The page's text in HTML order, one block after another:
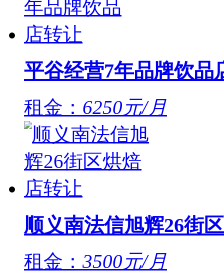
平谷经营7年品牌饮品
租金： 6250元/月
顺义南法信旭辉26街
租金： 3500元/月